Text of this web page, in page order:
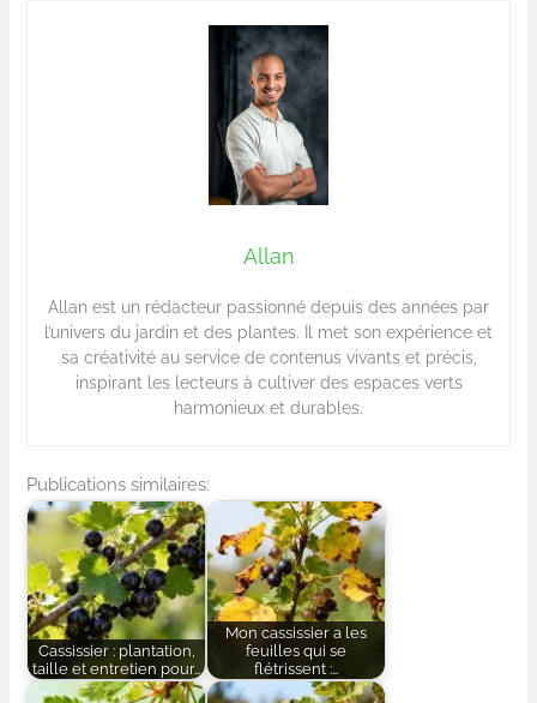
Allan
Allan est un rédacteur passionné depuis des années par
l’univers du jardin et des plantes. Il met son expérience et
sa créativité au service de contenus vivants et précis,
inspirant les lecteurs à cultiver des espaces verts
harmonieux et durables.
Publications similaires:
Cassissier : plantation,
taille et entretien pour…
Mon cassissier a les
feuilles qui se
flétrissent :…